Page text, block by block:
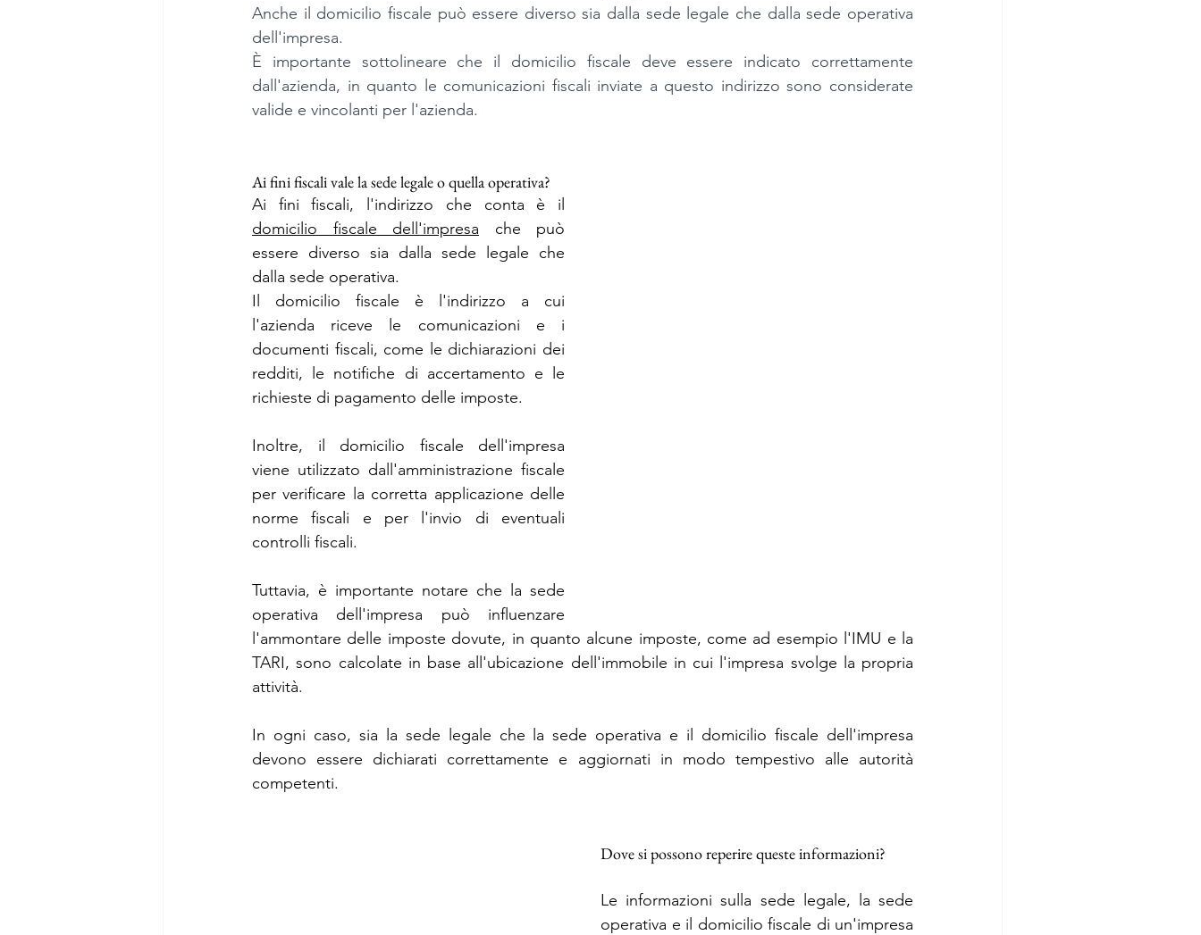
Anche il domicilio fiscale può essere diverso sia dalla sede legale che dalla sede operativa
dell'impresa.
È importante sottolineare che il domicilio fiscale deve essere indicato correttamente
dall'azienda, in quanto le comunicazioni fiscali inviate a questo indirizzo sono considerate
valide e vincolanti per l'azienda.
Ai fini fiscali vale la sede legale o quella operativa?
domicilio fiscale dell'impresa che può
essere diverso sia dalla sede legale che
dalla sede operativa.
Il domicilio fiscale è l'indirizzo a cui
l'azienda riceve le comunicazioni e i
documenti fiscali, come le dichiarazioni dei
redditi, le notifiche di accertamento e le
richieste di pagamento delle imposte.
Inoltre, il domicilio fiscale dell'impresa
viene utilizzato dall'amministrazione fiscale
per verificare la corretta applicazione delle
norme fiscali e per l'invio di eventuali
controlli fiscali.
Tuttavia, è importante notare che la sede
operativa dell'impresa può influenzare
l'ammontare delle imposte dovute, in quanto alcune imposte, come ad esempio l'IMU e la
TARI, sono calcolate in base all'ubicazione dell'immobile in cui l'impresa svolge la propria
attività.
In ogni caso, sia la sede legale che la sede operativa e il domicilio fiscale dell'impresa
devono essere dichiarati correttamente e aggiornati in modo tempestivo alle autorità
competenti.
Dove si possono reperire queste informazioni?
Le informazioni sulla sede legale, la sede
operativa e il domicilio fiscale di un'impresa